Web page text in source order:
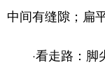
四川
陕西
中间有缝隙；扁
·看走路：脚